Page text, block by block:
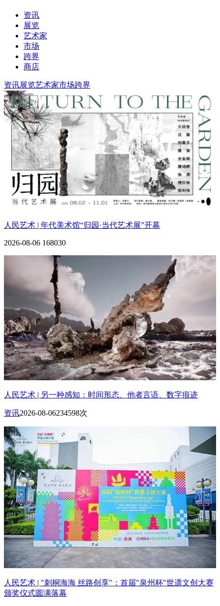
资讯
展览
艺术家
市场
跨界
商店
资讯展览艺术家市场跨界
人民艺术 | 年代美术馆“归园·当代艺术展”开幕
2026-08-06 168030
人民艺术 | 另一种感知：时间形态、他者言语、数字痕迹
资讯2026-08-06234598次
人民艺术 | "刺桐海海 丝路创享"：首届"泉州杯"世遗文创大赛
颁奖仪式圆满落幕